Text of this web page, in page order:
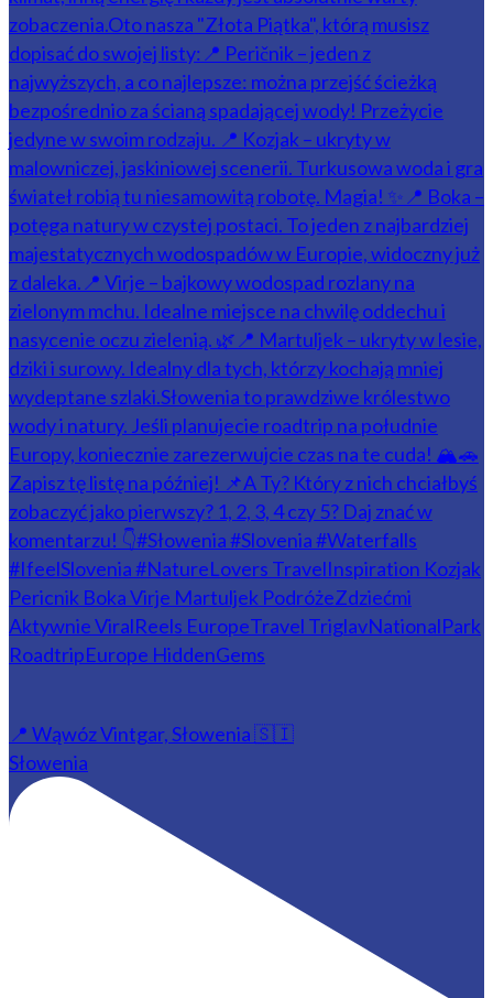
📍 Wąwóz Vintgar, Słowenia 🇸🇮
Słowenia